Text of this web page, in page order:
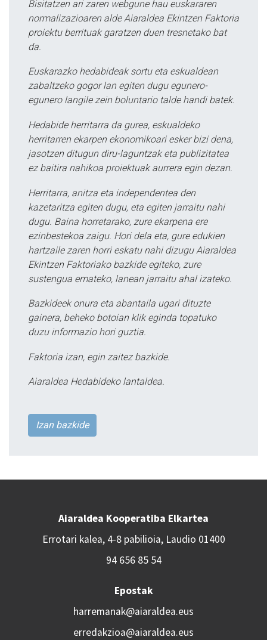
Bisitatzen ari zaren webgune hau euskararen
normalizazioaren alde Aiaraldea Ekintzen Faktoria
proiektu berrituak garatzen duen tresnetako bat
da.
Euskarazko hedabideak sortu eta eskualdean
zabaltzeko gogor lan egiten dugu egunero-
egunero langile zein boluntario talde handi batek.
Hedabide herritarra da gurea, eskualdeko
herritarren ekarpen ekonomikoari esker bizi dena,
jasotzen ditugun diru-laguntzak eta publizitatea
ez baitira nahikoa proiektuak aurrera egin dezan.
Herritarra, anitza eta independentea den
kazetaritza egiten dugu, eta egiten jarraitu nahi
dugu. Baina horretarako, zure ekarpena ere
ezinbestekoa zaigu. Hori dela eta, gure edukien
hartzaile zaren horri eskatu nahi dizugu Aiaraldea
Ekintzen Faktoriako bazkide egiteko, zure
sustengua emateko, lanean jarraitu ahal izateko.
Bazkideek onura eta abantaila ugari dituzte
gainera, beheko botoian klik eginda topatuko
duzu informazio hori guztia.
Faktoria izan, egin zaitez bazkide.
Aiaraldea Hedabideko lantaldea.
Izan bazkide
Aiaraldea Kooperatiba Elkartea
Errotari kalea, 4-8 pabilioia, Laudio 01400
94 656 85 54
Epostak
harremanak@aiaraldea.eus
erredakzioa@aiaraldea.eus